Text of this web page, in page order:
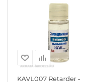
KAVL007 Retarder -